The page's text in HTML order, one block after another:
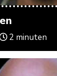
2 minuten